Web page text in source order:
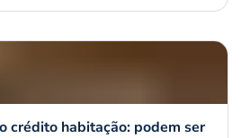
crédito habitação: podem ser